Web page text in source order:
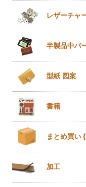
レザーチャ
半製品中パ
型紙 図案
書籍
まとめ買い
加工